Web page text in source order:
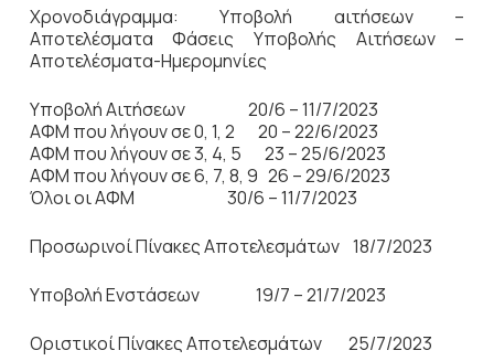
Χρονοδιάγραμμα: Υποβολή αιτήσεων –
Αποτελέσματα Φάσεις Υποβολής Αιτήσεων –
Αποτελέσματα-Ημερομηνίες
Υποβολή Αιτήσεων 20/6 – 11/7/2023
ΑΦΜ που λήγουν σε 0, 1, 2 20 – 22/6/2023
ΑΦΜ που λήγουν σε 3, 4, 5 23 – 25/6/2023
ΑΦΜ που λήγουν σε 6, 7, 8, 9 26 – 29/6/2023
Όλοι οι ΑΦΜ 30/6 – 11/7/2023
Προσωρινοί Πίνακες Αποτελεσμάτων 18/7/2023
Υποβολή Ενστάσεων 19/7 – 21/7/2023
Οριστικοί Πίνακες Αποτελεσμάτων 25/7/2023